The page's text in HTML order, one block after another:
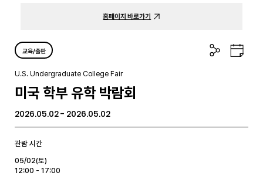
홈페이지 바로가기
교육/출판
공
유
구
글
U.S. Undergraduate College Fair
미국 학부 유학 박람회
2026.05.02 - 2026.05.02
관람 시간
05/02(토)
12:00 - 17:00